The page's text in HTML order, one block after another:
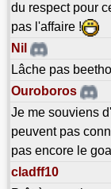
du respect pour
pas l'affaire !
Nil
Lâche pas
Ouroboros
Je me souviens
peuvent pas
pas encore le
cladff10